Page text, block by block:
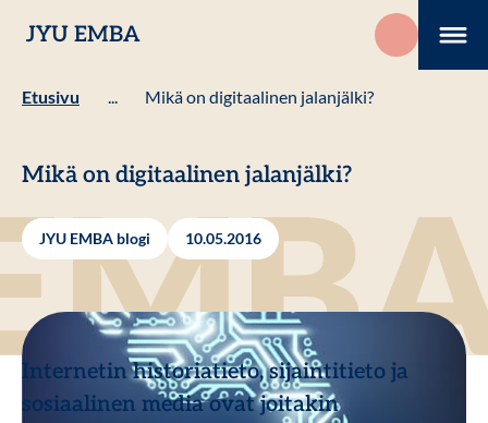
sisältöön
JYU EMBA
Etusivu ... Mikä on digitaalinen jalanjälki?
Mikä on digitaalinen jalanjälki?
JYU EMBA blogi 10.05.2016
Internetin historiatieto, sijaintitieto ja
sosiaalinen media ovat joitakin